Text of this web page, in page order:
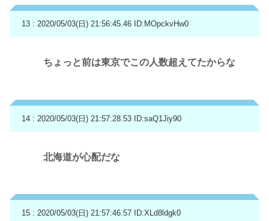
13 : 2020/05/03(日) 21:56:45.46 ID:MOpckvHw0
ちょっと前は東京でこの人数超えてたからな
14 : 2020/05/03(日) 21:57:28.53 ID:saQ1Jiy90
北海道が心配だな
15 : 2020/05/03(日) 21:57:46.57 ID:XLd8ldgk0